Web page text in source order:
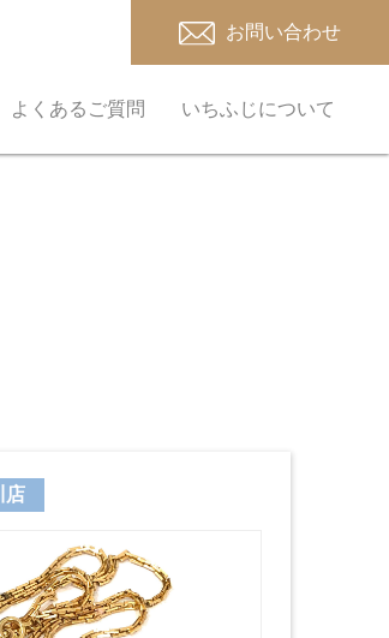
お問い合わせ
よくあるご質問 いちふじについて
店